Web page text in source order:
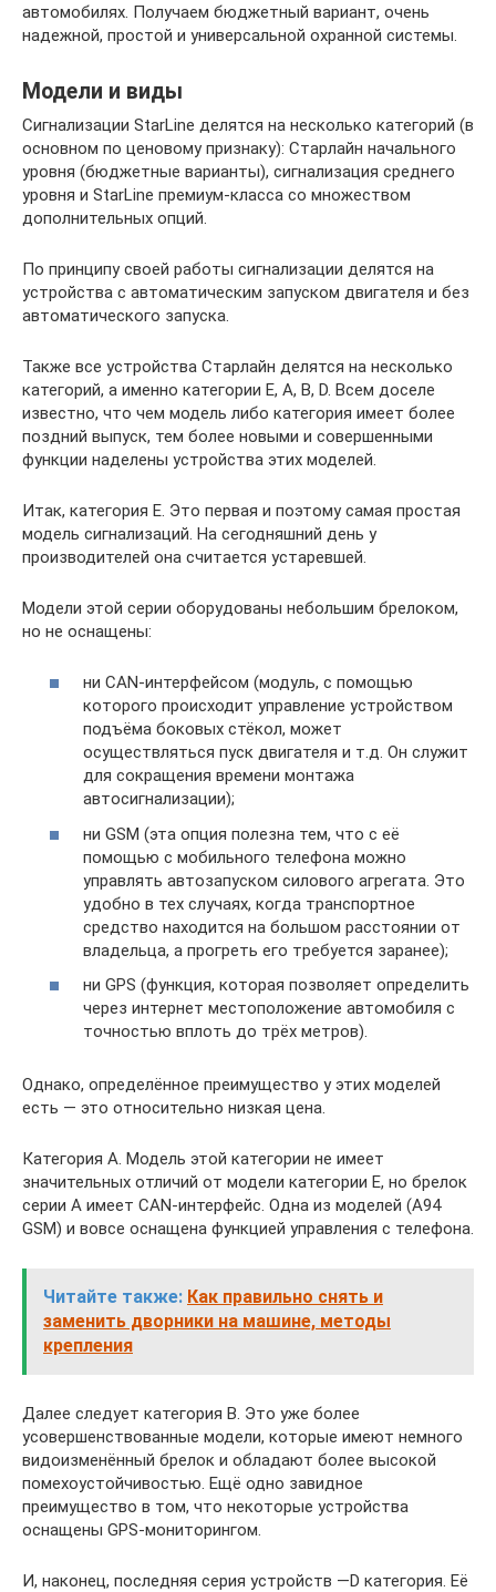
автомобилях. Получаем бюджетный вариант, очень
надежной, простой и универсальной охранной системы.
Модели и виды
Сигнализации StarLine делятся на несколько категорий (в
основном по ценовому признаку): Старлайн начального
уровня (бюджетные варианты), сигнализация среднего
уровня и StarLine премиум-класса со множеством
дополнительных опций.
По принципу своей работы сигнализации делятся на
устройства с автоматическим запуском двигателя и без
автоматического запуска.
Также все устройства Старлайн делятся на несколько
категорий, а именно категории E, A, B, D. Всем доселе
известно, что чем модель либо категория имеет более
поздний выпуск, тем более новыми и совершенными
функции наделены устройства этих моделей.
Итак, категория Е. Это первая и поэтому самая простая
модель сигнализаций. На сегодняшний день у
производителей она считается устаревшей.
Модели этой серии оборудованы небольшим брелоком,
но не оснащены:
ни CAN-интерфейсом (модуль, с помощью
которого происходит управление устройством
подъёма боковых стёкол, может
осуществляться пуск двигателя и т.д. Он служит
для сокращения времени монтажа
автосигнализации);
ни GSM (эта опция полезна тем, что с её
помощью с мобильного телефона можно
управлять автозапуском силового агрегата. Это
удобно в тех случаях, когда транспортное
средство находится на большом расстоянии от
владельца, а прогреть его требуется заранее);
ни GPS (функция, которая позволяет определить
через интернет местоположение автомобиля с
точностью вплоть до трёх метров).
Однако, определённое преимущество у этих моделей
есть — это относительно низкая цена.
Категория А. Модель этой категории не имеет
значительных отличий от модели категории Е, но брелок
серии А имеет CAN-интерфейс. Одна из моделей (A94
GSM) и вовсе оснащена функцией управления с телефона.
Читайте также: Как правильно снять и
заменить дворники на машине, методы
крепления
Далее следует категория B. Это уже более
усовершенствованные модели, которые имеют немного
видоизменённый брелок и обладают более высокой
помехоустойчивостью. Ещё одно завидное
преимущество в том, что некоторые устройства
оснащены GPS-мониторингом.
И, наконец, последняя серия устройств —D категория. Её